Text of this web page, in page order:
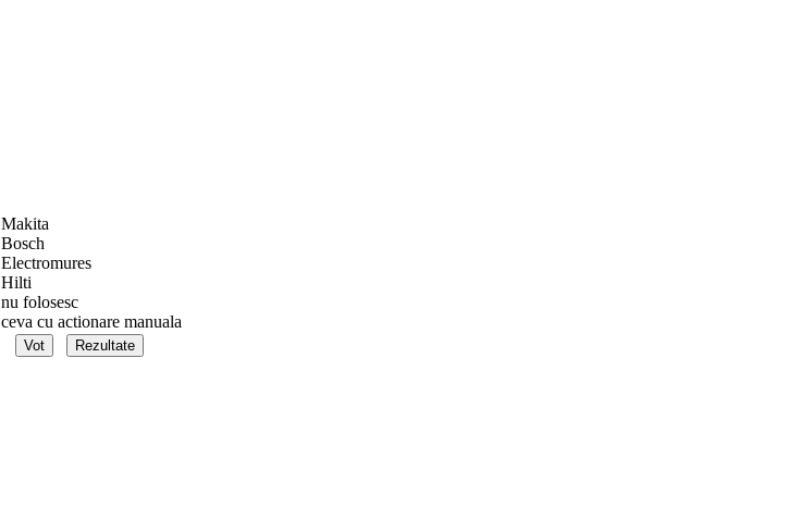
Makita
Bosch
Electromures
Hilti
nu folosesc
ceva cu actionare manuala